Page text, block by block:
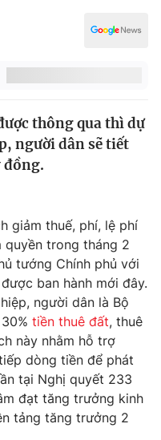
thông qua thì dự
người dân sẽ tiết
đồng.
giảm thuế, phí, lệ phí
quyền trong tháng 2
tướng Chính phủ với
ban hành mới đây.
người dân là Bộ
tiền thuê đất, thuê
này nhằm hỗ trợ
dòng tiền để phát
tại Nghị quyết 233
đạt tăng trưởng kinh
tảng tăng trưởng 2